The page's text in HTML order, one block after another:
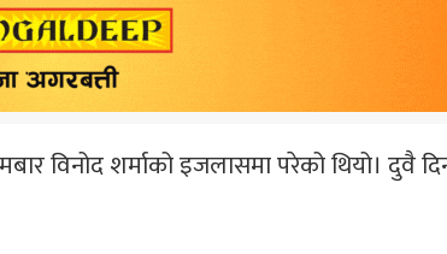
विनोद शर्माको इजलासमा परेको थियो। दुवै